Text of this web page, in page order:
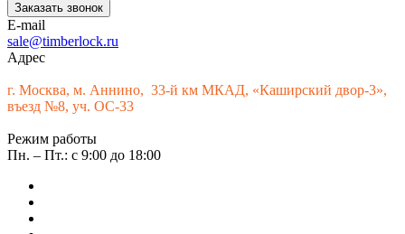
Заказать звонок
E-mail
sale@timberlock.ru
Адрес
г. Москва, м. Аннино, 33-й км МКАД, «Каширский двор-3»,
въезд №8, уч. ОС-33
Режим работы
Пн. – Пт.: с 9:00 до 18:00